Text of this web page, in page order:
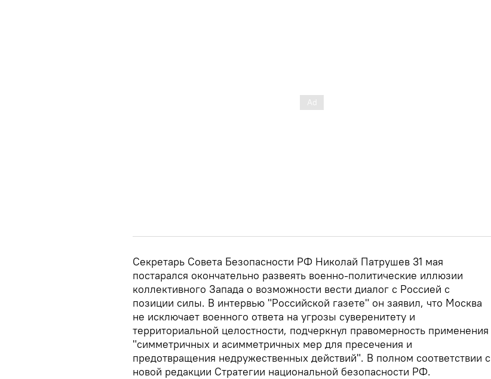
Секретарь Совета Безопасности РФ Николай Патрушев 31 мая
постарался окончательно развеять военно-политические иллюзии
коллективного Запада о возможности вести диалог с Россией с
позиции силы. В интервью "Российской газете" он заявил, что Москва
не исключает военного ответа на угрозы суверенитету и
территориальной целостности, подчеркнул правомерность применения
"симметричных и асимметричных мер для пресечения и
предотвращения недружественных действий". В полном соответствии с
новой редакции Стратегии национальной безопасности РФ.